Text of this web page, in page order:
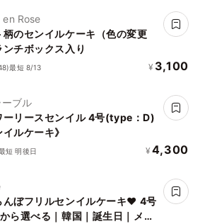
en Rose
柄のセンイルケーキ（色の変更
ンチボックス入り
最短 8/13 ¥ 3,100
ーブル
ーリースセンイル 4号(type：D)
イルケーキ》
短 明後日 ¥ 4,300
んぼフリルセンイルケーキ❤︎ 4号
から選べる｜韓国｜誕生日｜メッ